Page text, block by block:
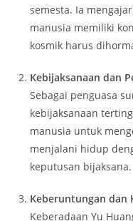
semesta. Ia
manusia memiliki
kosmik harus
Kebijaksanaan dan
Sebagai penguasa
kebijaksanaan
manusia untuk
menjalani hidup
keputusan bijaksana.
Keberuntungan dan
Keberadaan Yu